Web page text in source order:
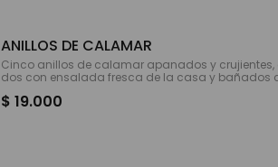
ANILLOS DE CALAMAR
Cinco anillos de calamar apanados y
dos con ensalada fresca de la casa y bañados
$ 19.000